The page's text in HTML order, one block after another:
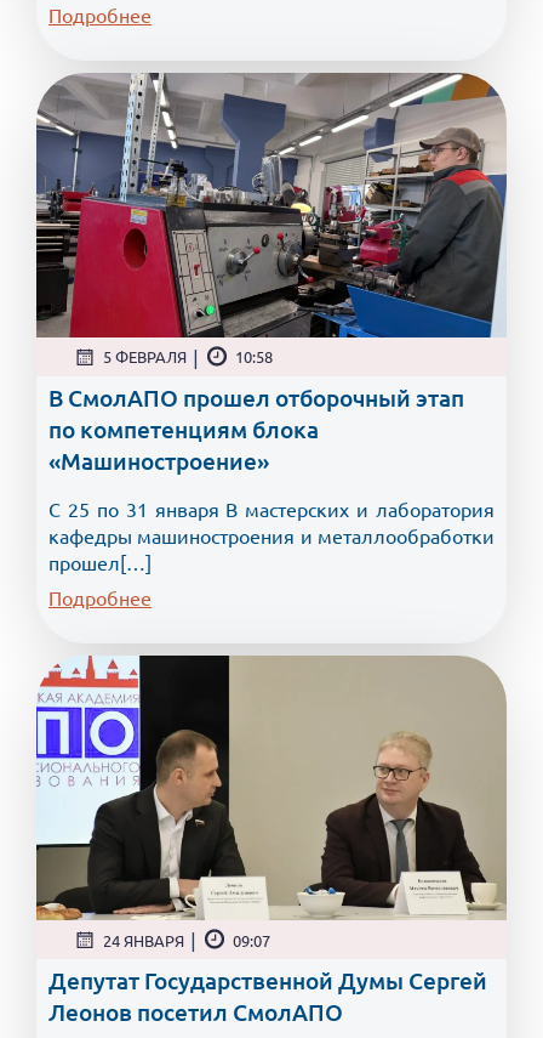
Подробнее
5 ФЕВРАЛЯ | 10:58
В СмолАПО прошел отборочный этап
по компетенциям блока
«Машиностроение»
С 25 по 31 января В мастерских и лаборатория
кафедры машиностроения и металлообработки
прошел[…]
Подробнее
24 ЯНВАРЯ | 09:07
Депутат Государственной Думы Сергей
Леонов посетил СмолАПО